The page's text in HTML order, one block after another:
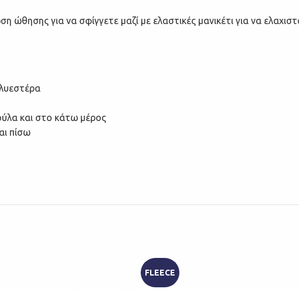
ώθησης για να σφίγγετε μαζί με ελαστικές μανικέτι για να
και στο κάτω μέρος
πίσω
FLEECE